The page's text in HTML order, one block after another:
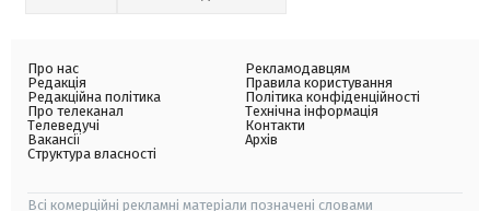
Про нас
Редакція
Редакційна політика
Про телеканал
Телеведучі
Вакансії
Структура власності
Рекламодавцям
Правила користування
Політика конфіденційності
Технічна інформація
Контакти
Архів
Всі комерційні рекламні матеріали позначені словами